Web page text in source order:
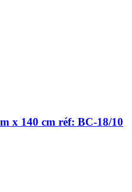
x 140 cm réf: BC-18/10